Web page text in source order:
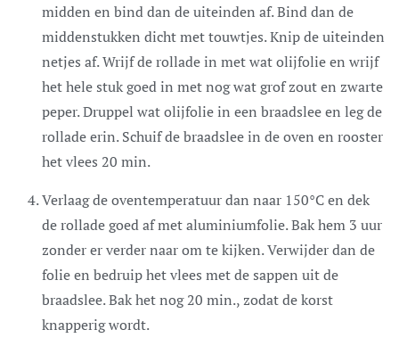
midden en bind dan de uiteinden af. Bind dan de
middenstukken dicht met touwtjes. Knip de uiteinden
netjes af. Wrijf de rollade in met wat olijfolie en wrijf
het hele stuk goed in met nog wat grof zout en zwarte
peper. Druppel wat olijfolie in een braadslee en leg de
rollade erin. Schuif de braadslee in de oven en rooster
het vlees 20 min.
Verlaag de oventemperatuur dan naar 150°C en dek
de rollade goed af met aluminiumfolie. Bak hem 3 uur
zonder er verder naar om te kijken. Verwijder dan de
folie en bedruip het vlees met de sappen uit de
braadslee. Bak het nog 20 min., zodat de korst
knapperig wordt.